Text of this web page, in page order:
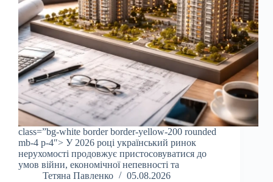
class=”bg-white border border-yellow-200 rounded
mb-4 p-4″> У 2026 році український ринок
нерухомості продовжує пристосовуватися до
умов війни, економічної непевності та
Тетяна Павленко
05.08.2026